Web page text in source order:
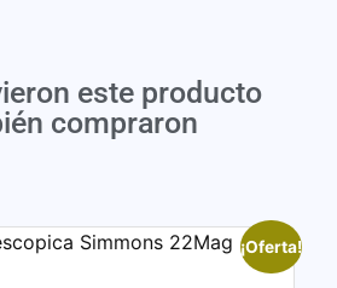
este producto
compraron
¡Oferta!